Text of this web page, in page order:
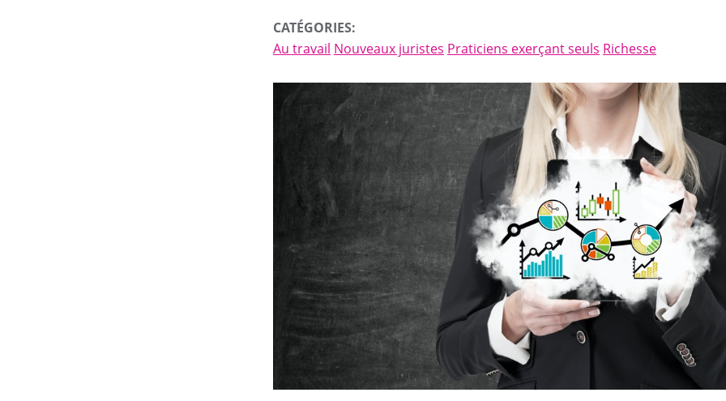
CATÉGORIES:
Au travail Nouveaux juristes Praticiens exerçant seuls Richesse